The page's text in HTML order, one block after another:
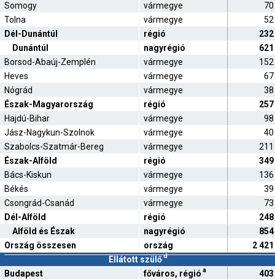
Somogy
vármegye
70
Tolna
vármegye
52
Dél-Dunántúl
régió
232
Dunántúl
nagyrégió
621
Borsod-Abaúj-Zemplén
vármegye
152
Heves
vármegye
67
Nógrád
vármegye
38
Észak-Magyarország
régió
257
Hajdú-Bihar
vármegye
98
Jász-Nagykun-Szolnok
vármegye
40
Szabolcs-Szatmár-Bereg
vármegye
211
Észak-Alföld
régió
349
Bács-Kiskun
vármegye
136
Békés
vármegye
39
Csongrád-Csanád
vármegye
73
Dél-Alföld
régió
248
Alföld és Észak
nagyrégió
854
Ország összesen
ország
2 421
Ellátott szülőd
Budapest főváros, régió a
403